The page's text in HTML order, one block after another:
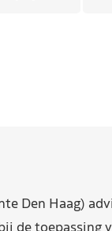
Den Haag)
de toepassing